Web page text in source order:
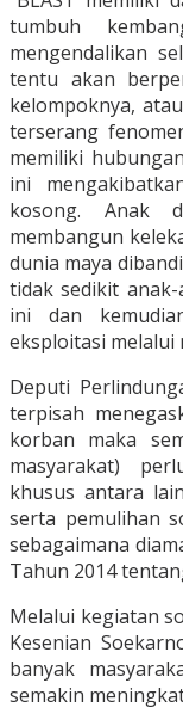
tumbuh
mengendalikan
tentu akan
kelompoknya,
terserang
memiliki
ini
kosong. Anak
membangun
dunia maya
tidak sedikit
ini dan
eksploitasi melalui
Deputi
terpisah
korban maka
masyarakat)
khusus antara
serta pemulihan
sebagaimana
Tahun 2014
Melalui kegiatan
Kesenian
banyak
semakin